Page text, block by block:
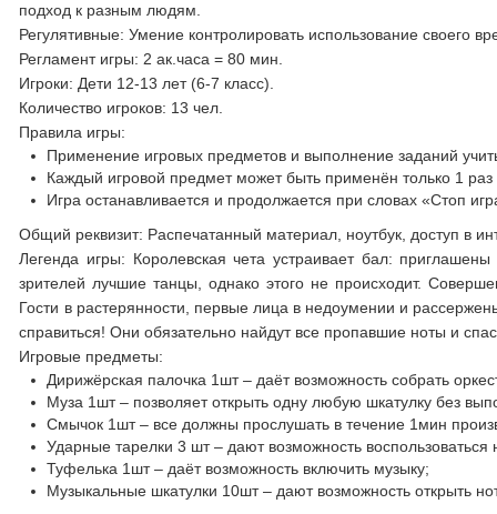
подход к разным людям.
Регулятивные: Умение контролировать использование своего
Регламент игры: 2 ак.часа = 80 мин.
Игроки: Дети 12-13 лет (6-7 класс).
Количество игроков: 13 чел.
Правила игры:
Применение игровых предметов и выполнение заданий
Каждый игровой предмет может быть применён только 1
Игра останавливается и продолжается при словах «Стоп
Общий реквизит: Распечатанный материал, ноутбук, доступ в
Легенда игры: Королевская чета устраивает бал:
зрителей лучшие танцы, однако этого не происходит.
Гости в растерянности, первые лица в недоумении и
справиться! Они обязательно найдут все пропавшие ноты и
Игровые предметы:
Дирижёрская палочка 1шт – даёт возможность собрать
Муза 1шт – позволяет открыть одну любую шкатулку без
Смычок 1шт – все должны прослушать в течение 1мин
Ударные тарелки 3 шт – дают возможность
Туфелька 1шт – даёт возможность включить музыку;
Музыкальные шкатулки 10шт – дают возможность открыть